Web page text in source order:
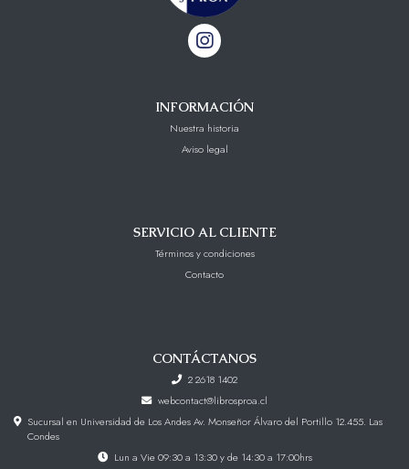
INFORMACIÓN
Nuestra historia
Aviso legal
SERVICIO AL CLIENTE
Términos y condiciones
Contacto
CONTÁCTANOS
2 2618 1402
webcontact@librosproa.cl
Sucursal en Universidad de Los Andes Av. Monseñor Álvaro del Portillo 12.455. Las
Condes
Lun a Vie 09:30 a 13:30 y de 14:30 a 17:00hrs